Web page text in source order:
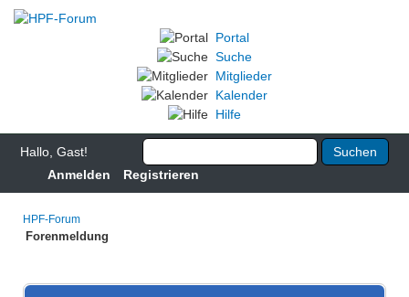
Portal
Suche
Mitglieder
Kalender
Hilfe
Hallo, Gast!
Anmelden
Registrieren
HPF-Forum
Forenmeldung